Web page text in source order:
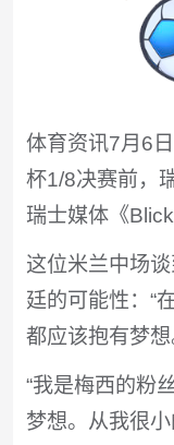
体育资讯7月6
杯1/8决赛前，
瑞士媒体《
这位米兰中场
廷的可能性：“
都应该抱有梦想
“我是梅西的粉
梦想。从我很